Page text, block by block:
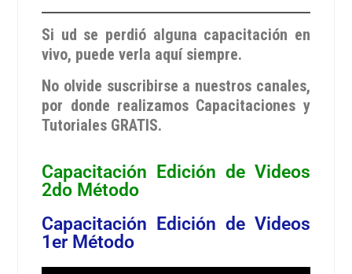
Si ud se perdió alguna capacitación en
vivo, puede verla aquí siempre.
No olvide suscribirse a nuestros canales,
por donde realizamos Capacitaciones y
Tutoriales GRATIS.
Capacitación Edición de Videos
2do Método
Capacitación Edición de Videos
1er Método